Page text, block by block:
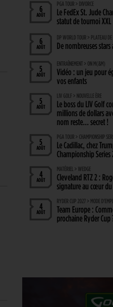
6
AOÛT
PGA TOUR > DIVORCE
Le FedEx St. Jude
statut de tournoi XXL
6
AOÛT
DP WORLD TOUR > PLATEAU DE
De nombreuses
5
AOÛT
ENTRAÎNEMENT > ON M(&M)
Vidéo : un jeu pour
vos enfants
5
AOÛT
LIV GOLF > NOUVELLE ÈRE
Le boss du LIV Golf
millions de dollars
nom reste… secret !
5
AOÛT
PGA TOUR > CHAMPIONSHIP
Le Cadillac, chez
Championship Series
4
AOÛT
MATÉRIEL > WEDGE
Cleveland RTZ 2 :
signature au cœur
4
AOÛT
RYDER CUP 2027 > MODE
Team Europe :
prochaine Ryder Cup
AOÛT Fin de saison du
SAVOIR VIVRE > LA
Etiquette : ne